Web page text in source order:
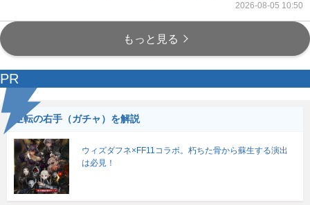
2026-08-05 10:50
もっと見る
PR
逆転の右手（ガチャ）を解説
ウィズダフネ×FF11コラボ。朽ちた骨から蘇生する演出
は必見！